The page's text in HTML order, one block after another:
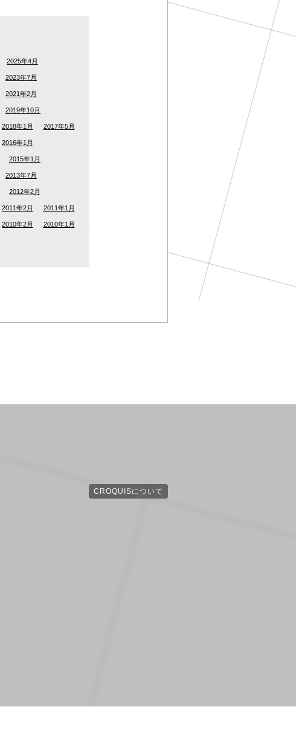
2025年4月
2023年7月
2021年2月
2019年10月
2018年1月 2017年5月
2016年1月
2015年1月
2013年7月
2012年2月
2011年2月 2011年1月
2010年2月 2010年1月
CROQUISについて